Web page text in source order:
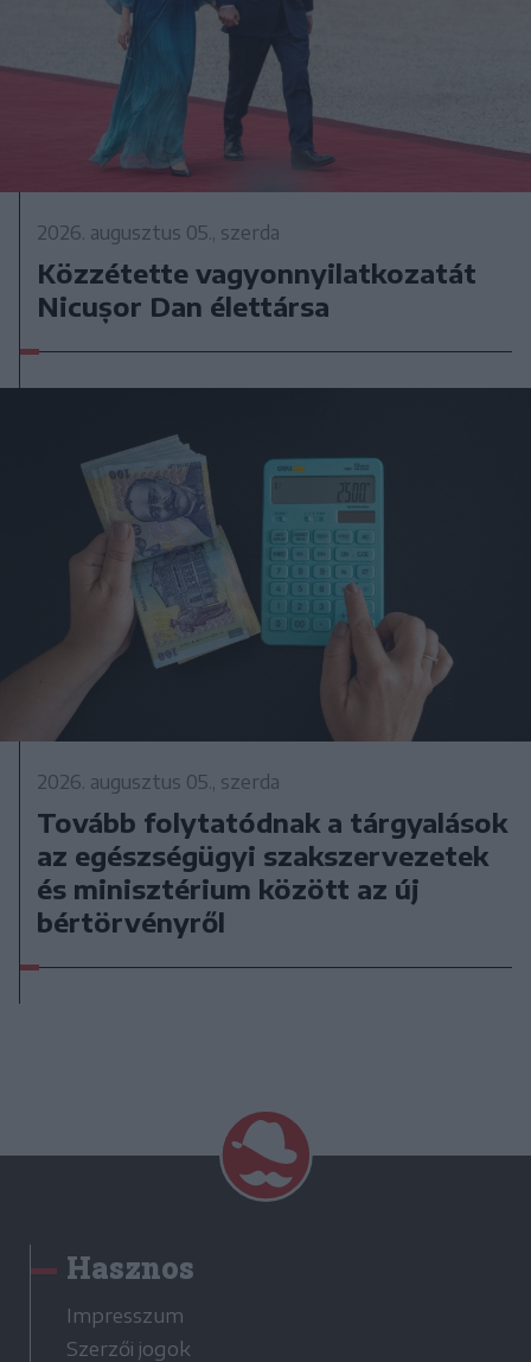
2026. augusztus 05., szerda
Közzétette vagyonnyilatkozatát
Nicușor Dan élettársa
2026. augusztus 05., szerda
Tovább folytatódnak a tárgyalások
az egészségügyi szakszervezetek
és minisztérium között az új
bértörvényről
Hasznos
Impresszum
Szerzői jogok